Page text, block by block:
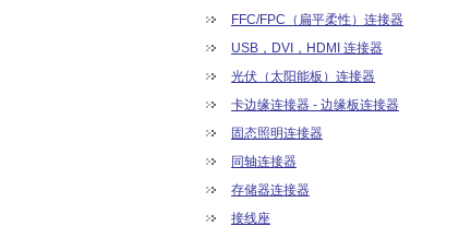
FFC/FPC（扁平柔性）连接器
USB，DVI，HDMI 连接器
光伏（太阳能板）连接器
卡边缘连接器 - 边缘板连接器
固态照明连接器
同轴连接器
存储器连接器
接线座